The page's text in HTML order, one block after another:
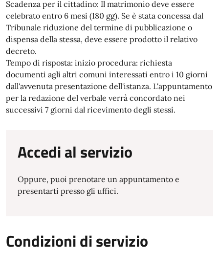
Scadenza per il cittadino: Il matrimonio deve essere
celebrato entro 6 mesi (180 gg). Se è stata concessa dal
Tribunale riduzione del termine di pubblicazione o
dispensa della stessa, deve essere prodotto il relativo
decreto.
Tempo di risposta: inizio procedura: richiesta
documenti agli altri comuni interessati entro i 10 giorni
dall'avvenuta presentazione dell'istanza. L'appuntamento
per la redazione del verbale verrà concordato nei
successivi 7 giorni dal ricevimento degli stessi.
Accedi al servizio
Oppure, puoi prenotare un appuntamento e
presentarti presso gli uffici.
Condizioni di servizio